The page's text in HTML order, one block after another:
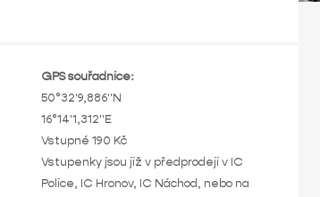
GPS souřadnice:
50°32'9,886"N
16°14'1,312"E
Vstupné 190 Kč
Vstupenky jsou již v předprodeji v IC
Police, IC Hronov, IC Náchod, nebo na